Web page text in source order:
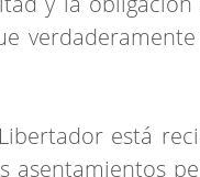
está
asentamientos